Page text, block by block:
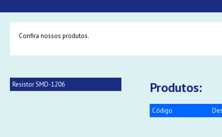
Confira nossos produtos.
Resistor SMD-1206 Produtos:
Código